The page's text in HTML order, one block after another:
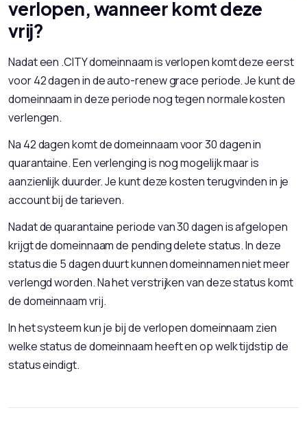
verlopen, wanneer komt deze
vrij?
Nadat een .CITY domeinnaam is verlopen komt deze eerst
voor 42 dagen in de auto-renew grace periode. Je kunt de
domeinnaam in deze periode nog tegen normale kosten
verlengen.
Na 42 dagen komt de domeinnaam voor 30 dagen in
quarantaine. Een verlenging is nog mogelijk maar is
aanzienlijk duurder. Je kunt deze kosten terugvinden in je
account bij de tarieven.
Nadat de quarantaine periode van 30 dagen is afgelopen
krijgt de domeinnaam de pending delete status. In deze
status die 5 dagen duurt kunnen domeinnamen niet meer
verlengd worden. Na het verstrijken van deze status komt
de domeinnaam vrij.
In het systeem kun je bij de verlopen domeinnaam zien
welke status de domeinnaam heeft en op welk tijdstip de
status eindigt.